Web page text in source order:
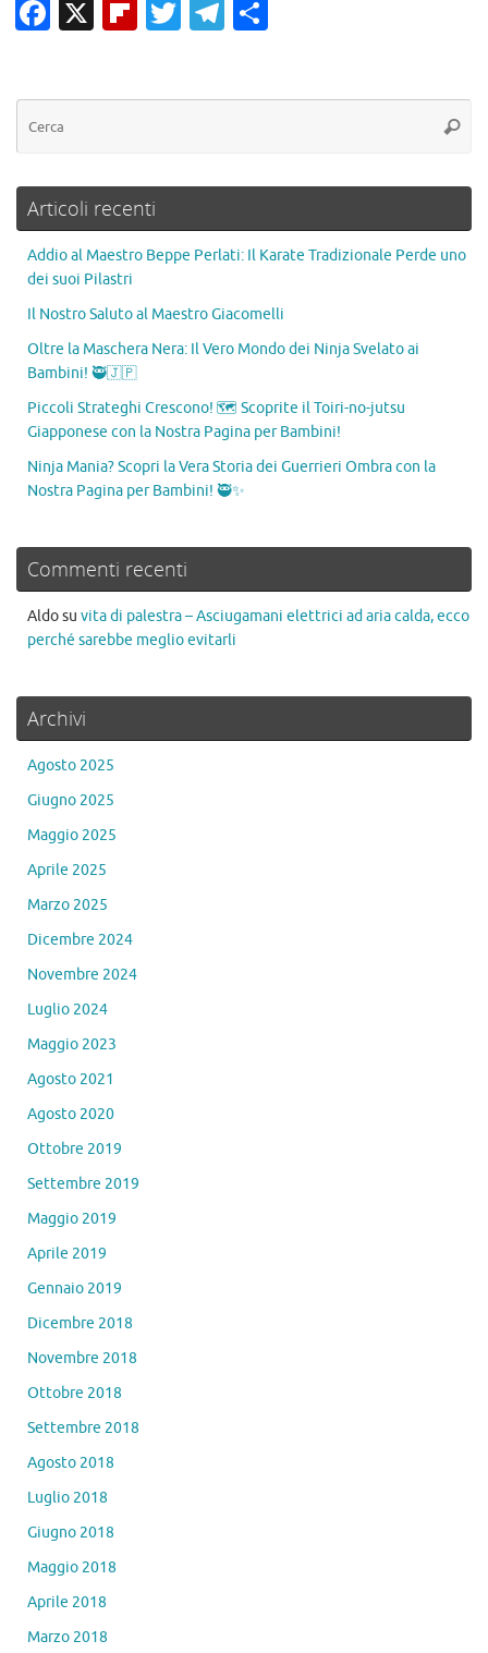
Fa
b
o
k
X Fl
d
T T
m di
Articoli recenti
Addio al Maestro Beppe Perlati: Il Karate Tradizionale Perde uno
dei suoi Pilastri
Il Nostro Saluto al Maestro Giacomelli
Oltre la Maschera Nera: Il Vero Mondo dei Ninja Svelato ai
Bambini! 🥷🇯🇵
Piccoli Strateghi Crescono! 🗺️ Scoprite il Toiri-no-jutsu
Giapponese con la Nostra Pagina per Bambini!
Ninja Mania? Scopri la Vera Storia dei Guerrieri Ombra con la
Nostra Pagina per Bambini! 🥷✨
Commenti recenti
Aldosu vita di palestra – Asciugamani elettrici ad aria calda, ecco
perché sarebbe meglio evitarli
Archivi
Agosto 2025
Giugno 2025
Maggio 2025
Aprile 2025
Marzo 2025
Dicembre 2024
Novembre 2024
Luglio 2024
Maggio 2023
Agosto 2021
Agosto 2020
Ottobre 2019
Settembre 2019
Maggio 2019
Aprile 2019
Gennaio 2019
Dicembre 2018
Novembre 2018
Ottobre 2018
Settembre 2018
Agosto 2018
Luglio 2018
Giugno 2018
Maggio 2018
Aprile 2018
Marzo 2018